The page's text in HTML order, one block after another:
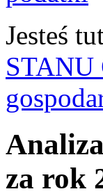
Jesteś
za rok